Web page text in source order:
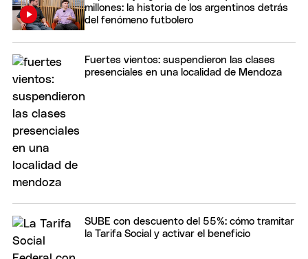
millones: la historia de los argentinos detrás
del fenómeno futbolero
Fuertes vientos: suspendieron las clases
presenciales en una localidad de Mendoza
SUBE con descuento del 55%: cómo tramitar
la Tarifa Social y activar el beneficio